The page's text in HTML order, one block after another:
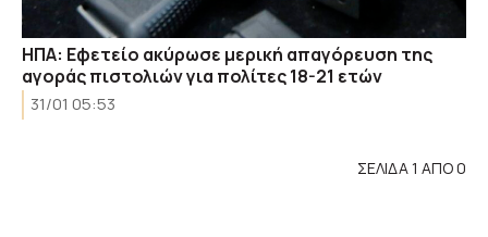
ΗΠΑ: Εφετείο ακύρωσε μερική απαγόρευση της
αγοράς πιστολιών για πολίτες 18-21 ετών
31/01 05:53
ΣΕΛΙΔΑ 1 ΑΠΟ 0